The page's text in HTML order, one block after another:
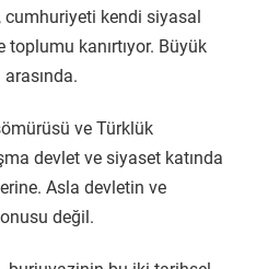
cumhuriyeti kendi siyasal
kanırtıyor. Büyük
ve Türklük
devlet ve siyaset katında
Asla devletin ve
değil.